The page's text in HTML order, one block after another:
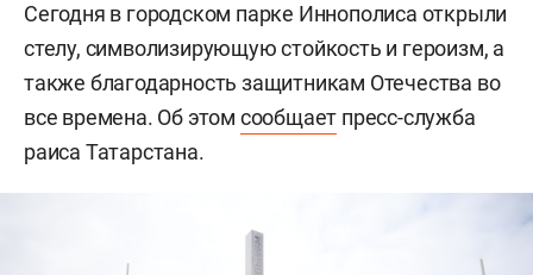
Сегодня в городском парке Иннополиса открыли
стелу, символизирующую стойкость и героизм, а
также благодарность защитникам Отечества во
все времена. Об этом сообщает пресс-служба
раиса Татарстана.